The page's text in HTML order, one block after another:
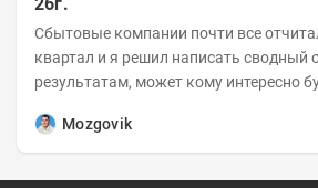
Сбытовые компании почти все
квартал и я решил написать сводный
результатам, может кому интересно будет. Я
Mozgovik